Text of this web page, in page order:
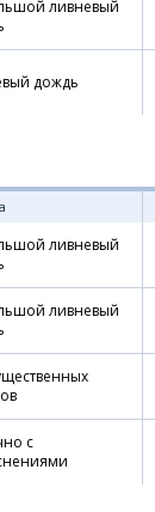
ливневый
дождь
ливневый
ливневый
с